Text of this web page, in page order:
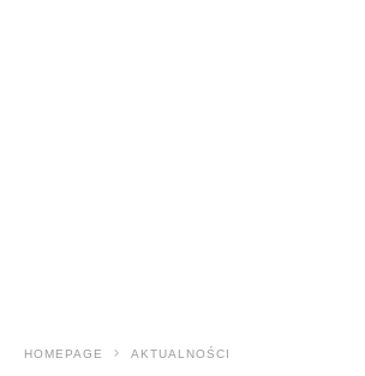
HOMEPAGE AKTUALNOŚCI